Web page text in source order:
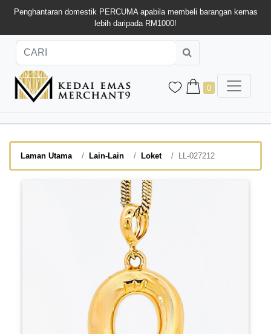
Penghantaran domestik PERCUMA apabila membeli barangan kemas
lebih daripada RM1000!
0
Laman Utama Lain-Lain Loket LL-027212